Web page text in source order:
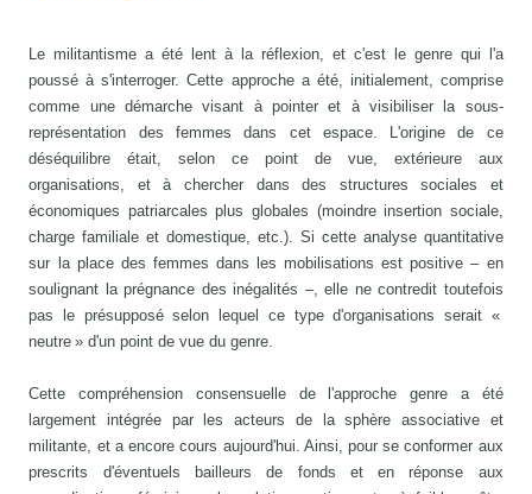
Le militantisme a été lent à la réflexion, et c'est le genre qui l'a
poussé à s'interroger. Cette approche a été, initialement, comprise
comme une démarche visant à pointer et à visibiliser la sous-
représentation des femmes dans cet espace. L'origine de ce
déséquilibre était, selon ce point de vue, extérieure aux
organisations, et à chercher dans des structures sociales et
économiques patriarcales plus globales (moindre insertion sociale,
charge familiale et domestique, etc.). Si cette analyse quantitative
sur la place des femmes dans les mobilisations est positive – en
soulignant la prégnance des inégalités –, elle ne contredit toutefois
pas le présupposé selon lequel ce type d'organisations serait «
neutre » d'un point de vue du genre.
Cette compréhension consensuelle de l'approche genre a été
largement intégrée par les acteurs de la sphère associative et
militante, et a encore cours aujourd'hui. Ainsi, pour se conformer aux
prescrits d'éventuels bailleurs de fonds et en réponse aux